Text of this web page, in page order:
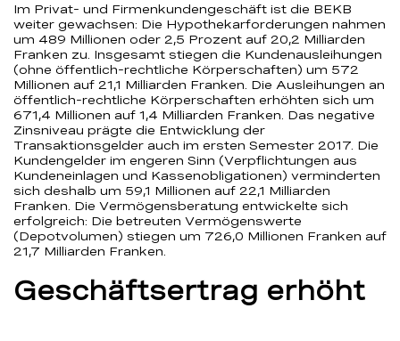
Im Privat- und Firmenkundengeschäft ist die BEKB
weiter gewachsen: Die Hypothekarforderungen nahmen
um 489 Millionen oder 2,5 Prozent auf 20,2 Milliarden
Franken zu. Insgesamt stiegen die Kundenausleihungen
(ohne öffentlich-rechtliche Körperschaften) um 572
Millionen auf 21,1 Milliarden Franken. Die Ausleihungen an
öffentlich-rechtliche Körperschaften erhöhten sich um
671,4 Millionen auf 1,4 Milliarden Franken. Das negative
Zinsniveau prägte die Entwicklung der
Transaktionsgelder auch im ersten Semester 2017. Die
Kundengelder im engeren Sinn (Verpflichtungen aus
Kundeneinlagen und Kassenobligationen) verminderten
sich deshalb um 59,1 Millionen auf 22,1 Milliarden
Franken. Die Vermögensberatung entwickelte sich
erfolgreich: Die betreuten Vermögenswerte
(Depotvolumen) stiegen um 726,0 Millionen Franken auf
21,7 Milliarden Franken.
Geschäftsertrag erhöht